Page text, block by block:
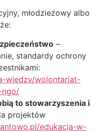
młodzieżowy albo
–
standardy ochrony
wiedzy/wolontariat-
ngo/
to stowarzyszenia i
projektów
edukacja-w-